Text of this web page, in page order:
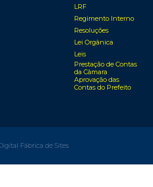
LRF
Regimento Interno
Resoluções
Lei Orgânica
Leis
Prestação de Contas
da Câmara
Aprovação das
Contas do Prefeito
Fábrica de Sites